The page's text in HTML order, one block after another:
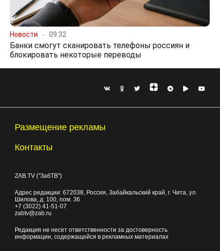
Новости 09:32
Банки смогут сканировать телефоны россиян и
блокировать некоторые переводы
Размещение рекламы
Контакты
ZAB.TV ("ЗабТВ")
Адрес редакции: 672038, Россия, Забайкальский край, г. Чита, ул.
Шилова, д. 100, пом. 36
+7 (3022) 41-51-07
zabtv@zab.ru
Редакция не несет ответственности за достоверность
информации, содержащейся в рекламных материалах